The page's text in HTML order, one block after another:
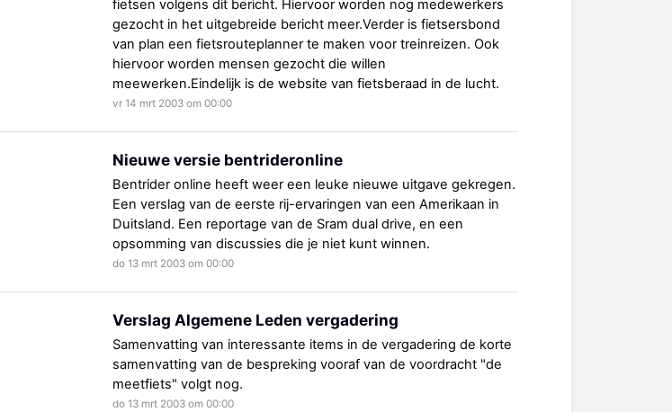
fietsen volgens dit bericht. Hiervoor worden nog medewerkers
gezocht in het uitgebreide bericht meer.Verder is fietsersbond
van plan een fietsrouteplanner te maken voor treinreizen. Ook
hiervoor worden mensen gezocht die willen
meewerken.Eindelijk is de website van fietsberaad in de lucht.
vr 14 mrt 2003 om 00:00
Nieuwe versie bentrideronline
Bentrider online heeft weer een leuke nieuwe uitgave gekregen.
Een verslag van de eerste rij-ervaringen van een Amerikaan in
Duitsland. Een reportage van de Sram dual drive, en een
opsomming van discussies die je niet kunt winnen.
do 13 mrt 2003 om 00:00
Verslag Algemene Leden vergadering
Samenvatting van interessante items in de vergadering de korte
samenvatting van de bespreking vooraf van de voordracht "de
meetfiets" volgt nog.
do 13 mrt 2003 om 00:00